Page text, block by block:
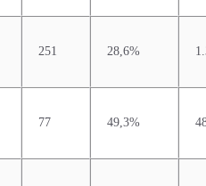
251 28,6%
77 49,3%